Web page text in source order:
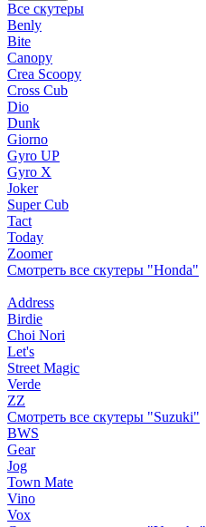
Все скутеры
Benly
Bite
Canopy
Crea Scoopy
Cross Cub
Dio
Dunk
Giorno
Gyro UP
Gyro X
Joker
Super Cub
Tact
Today
Zoomer
Смотреть все скутеры "Honda"
Address
Birdie
Choi Nori
Let's
Street Magic
Verde
ZZ
Смотреть все скутеры "Suzuki"
BWS
Gear
Jog
Town Mate
Vino
Vox